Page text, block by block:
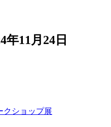
年11月24日
クショップ展